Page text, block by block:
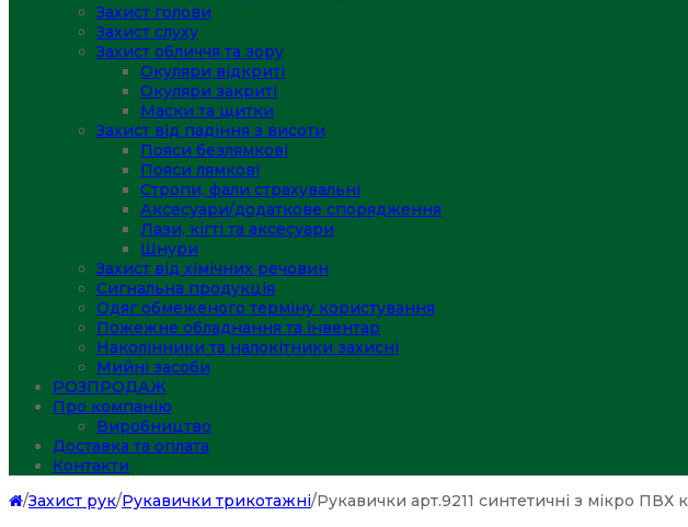
Захист голови
Захист слуху
Захист обличчя та зору
Окуляри відкриті
Окуляри закриті
Маски та щитки
Захист від падіння з висоти
Пояси безлямкові
Пояси лямкові
Стропи, фали страхувальні
Аксесуари/додаткове спорядження
Лази, кігті та аксесуари
Шнури
Захист від хімічних речовин
Сигнальна продукція
Одяг обмеженого терміну користування
Пожежне обладнання та інвентар
Наколінники та налокітники захисні
Мийні засоби
РОЗПРОДАЖ
Про компанію
Виробництво
Доставка та оплата
Контакти
/Захист рук/Рукавички трикотажні/Рукавички арт.9211 синтетичні з мікро ПВХ